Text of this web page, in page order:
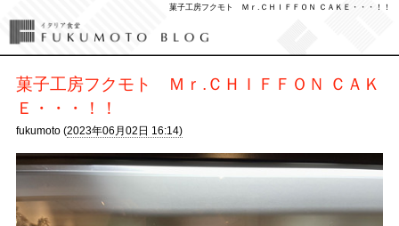
菓子工房フクモト Ｍｒ.ＣＨＩＦＦＯＮ ＣＡＫＥ・・・！！
菓子工房フクモト Ｍｒ.ＣＨＩＦＦＯＮ ＣＡＫ
Ｅ・・・！！
fukumoto (2023年06月02日 16:14)